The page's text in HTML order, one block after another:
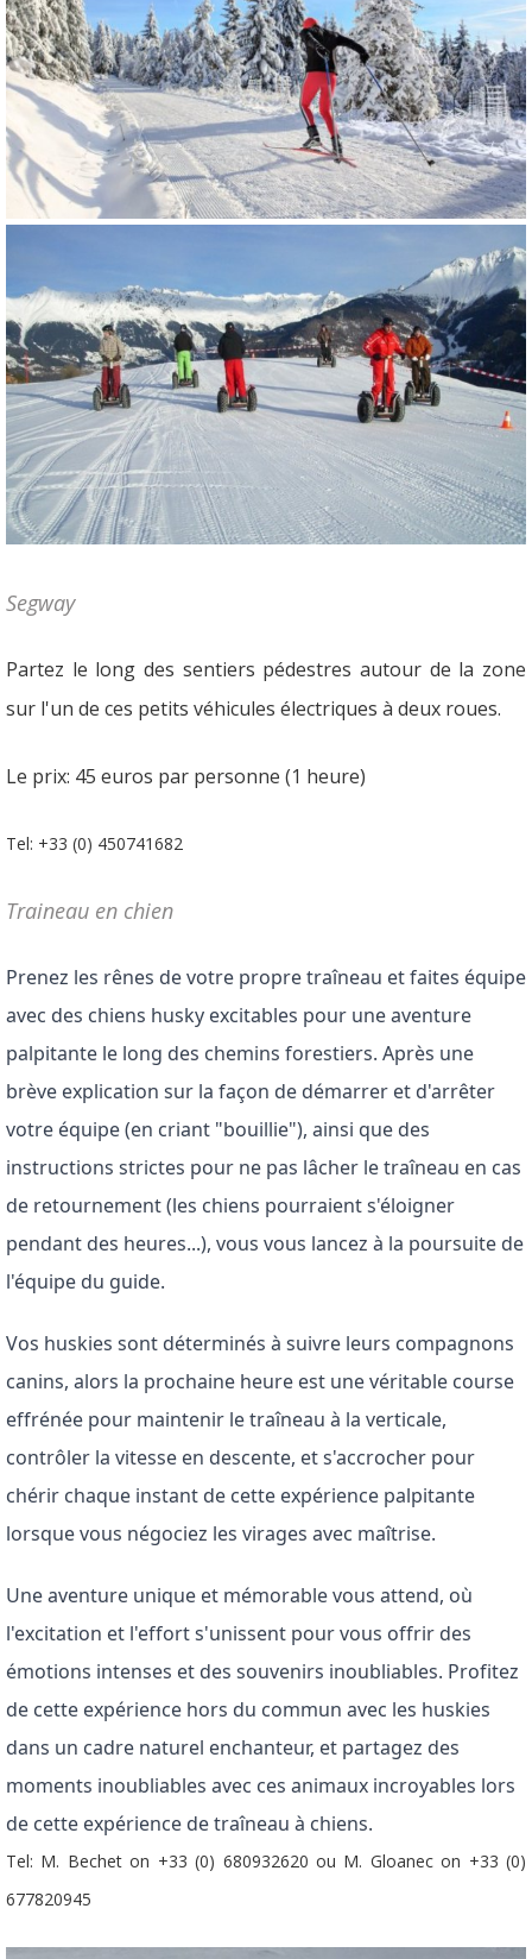
Segway
Partez le long des sentiers pédestres autour de la zone
sur l'un de ces petits véhicules électriques à deux roues.
Le prix: 45 euros par personne (1 heure)
Tel: +33 (0) 450741682
Traineau en chien
Prenez les rênes de votre propre traîneau et faites équipe
avec des chiens husky excitables pour une aventure
palpitante le long des chemins forestiers. Après une
brève explication sur la façon de démarrer et d'arrêter
votre équipe (en criant "bouillie"), ainsi que des
instructions strictes pour ne pas lâcher le traîneau en cas
de retournement (les chiens pourraient s'éloigner
pendant des heures...), vous vous lancez à la poursuite de
l'équipe du guide.
Vos huskies sont déterminés à suivre leurs compagnons
canins, alors la prochaine heure est une véritable course
effrénée pour maintenir le traîneau à la verticale,
contrôler la vitesse en descente, et s'accrocher pour
chérir chaque instant de cette expérience palpitante
lorsque vous négociez les virages avec maîtrise.
Une aventure unique et mémorable vous attend, où
l'excitation et l'effort s'unissent pour vous offrir des
émotions intenses et des souvenirs inoubliables. Profitez
de cette expérience hors du commun avec les huskies
dans un cadre naturel enchanteur, et partagez des
moments inoubliables avec ces animaux incroyables lors
de cette expérience de traîneau à chiens.
Tel: M. Bechet on +33 (0) 680932620 ou M. Gloanec on +33 (0)
677820945